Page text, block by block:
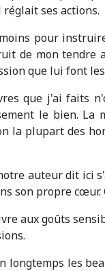
ses actions.
pour
de mon tendre
que lui font
que j'ai faits
le bien. La
la plupart des
auteur dit ici
son propre cœur.
aux goûts
longtemps les